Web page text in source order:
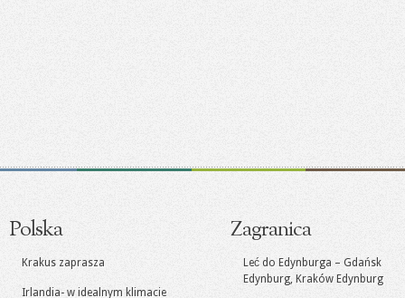
Polska
Krakus zaprasza
Irlandia- w idealnym klimacie
Zagranica
Leć do Edynburga – Gdańsk
Edynburg, Kraków Edynburg